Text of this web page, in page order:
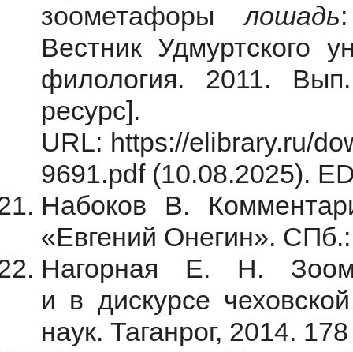
зоометафорылошадь
Вестник Удмуртского
филология. 2011.
ресурс].
URL: https://elibrary.ru/
9691.pdf (10.08.2025).
Набоков В.
«Евгений Онегин».
Нагорная Е. Н.
и в дискурсе
наук. Таганрог, 2014.